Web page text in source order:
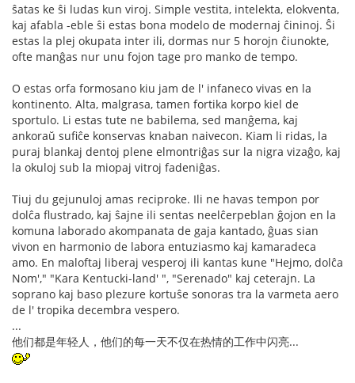
ŝatas ke ŝi ludas kun viroj. Simple vestita, intelekta, elokventa,
kaj afabla -eble ŝi estas bona modelo de modernaj ĉininoj. Ŝi
estas la plej okupata inter ili, dormas nur 5 horojn ĉiunokte,
ofte manĝas nur unu fojon tage pro manko de tempo.
O estas orfa formosano kiu jam de l' infaneco vivas en la
kontinento. Alta, malgrasa, tamen fortika korpo kiel de
sportulo. Li estas tute ne babilema, sed manĝema, kaj
ankoraŭ sufiĉe konservas knaban naivecon. Kiam li ridas, la
puraj blankaj dentoj plene elmontriĝas sur la nigra vizaĝo, kaj
la okuloj sub la miopaj vitroj fadeniĝas.
Tiuj du gejunuloj amas reciproke. Ili ne havas tempon por
dolĉa flustrado, kaj ŝajne ili sentas neelĉerpeblan ĝojon en la
komuna laborado akompanata de gaja kantado, ĝuas sian
vivon en harmonio de labora entuziasmo kaj kamaradeca
amo. En maloftaj liberaj vesperoj ili kantas kune "Hejmo, dolĉa
Nom'," "Kara Kentucki-land' ", "Serenado" kaj ceterajn. La
soprano kaj baso plezure kortuŝe sonoras tra la varmeta aero
de l' tropika decembra vespero.
...
他们都是年轻人，他们的每一天不仅在热情的工作中闪亮...